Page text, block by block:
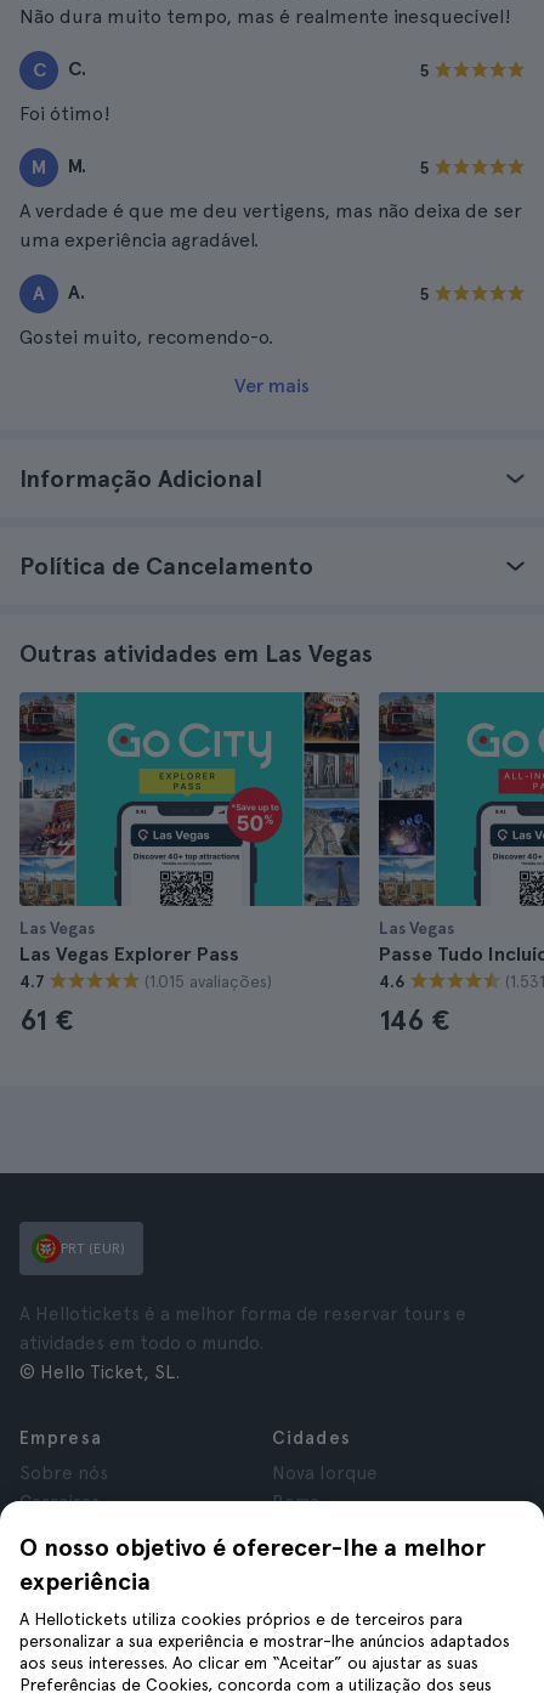
Não dura muito tempo, mas é realmente inesquecível!
C C. 5
Foi ótimo!
M M. 5
A verdade é que me deu vertigens, mas não deixa de ser
uma experiência agradável.
A A. 5
Gostei muito, recomendo-o.
Ver mais
Informação Adicional
Política de Cancelamento
Outras atividades em Las Vegas
Las Vegas
Las Vegas Explorer Pass
4.7 (1.015 avaliações)
61 €
Las Vegas
Passe Tudo
4.6
146 €
O nosso objetivo é oferecer-lhe a melhor
experiência
A Hellotickets utiliza cookies próprios e de terceiros para
personalizar a sua experiência e mostrar-lhe anúncios adaptados
aos seus interesses. Ao clicar em “Aceitar” ou ajustar as suas
Preferências de Cookies, concorda com a utilização dos seus
PRT (EUR)
A Hellotickets é a melhor forma de reservar tours e
atividades em todo o mundo.
© Hello Ticket, SL.
Empresa
Sobre nós
Carreiras
Avaliações
Privacidade
Termos e Condições
Aviso Legal
Cookies
Cidades
Nova Iorque
Roma
Londres
Cracóvia
Tenerife